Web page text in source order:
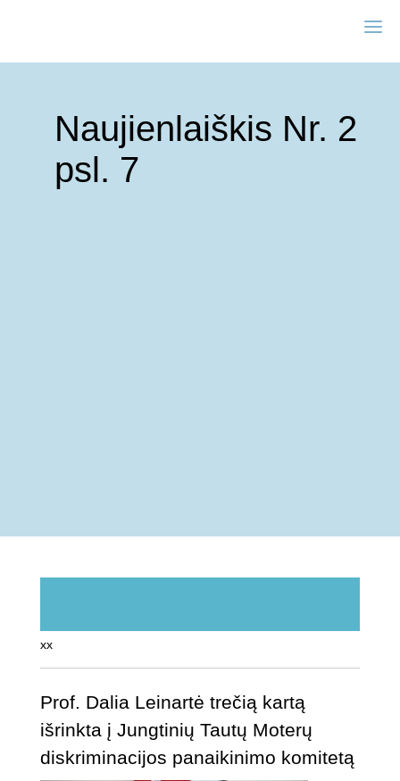
Naujienlaiškis Nr. 2
psl. 7
xx
Prof. Dalia Leinartė trečią kartą
išrinkta į Jungtinių Tautų Moterų
diskriminacijos panaikinimo komitetą